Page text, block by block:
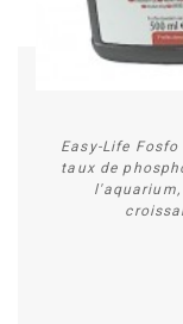
Easy-Life
taux de